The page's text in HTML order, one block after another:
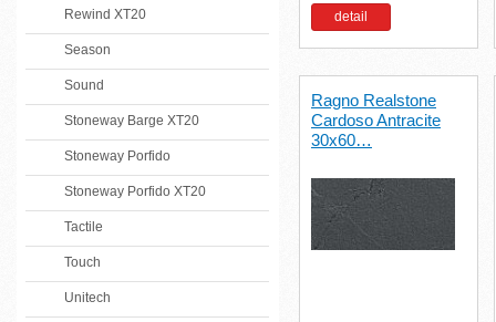
Rewind XT20
Season
Sound
Stoneway Barge XT20
Stoneway Porfido
Stoneway Porfido XT20
Tactile
Touch
Unitech
detail
Ragno Realstone
Cardoso Antracite
30x60…